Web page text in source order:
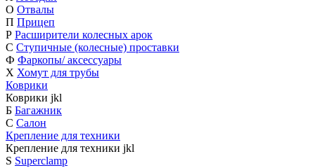
О Отвалы
П Прицеп
Р Расширители колесных арок
С Ступичные (колесные) проставки
Ф Фаркопы/ аксессуары
Х Хомут для трубы
Коврики
Коврики jkl
Б Багажник
С Салон
Крепление для техники
Крепление для техники jkl
S Superclamp